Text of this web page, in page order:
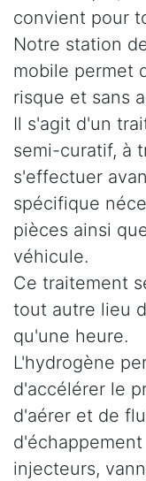
convient pour
Notre station
mobile permet
risque et sans
Il s'agit d'un
semi-curatif, à
s'effectuer
spécifique
pièces ainsi
véhicule.
Ce traitement
tout autre lieu
qu'une heure.
L'hydrogène
d'accélérer le
d'aérer et de
injecteurs,